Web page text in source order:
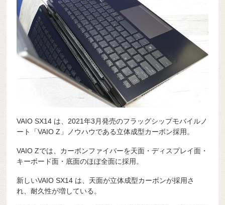
VAIO SX14 は、2021年3月発売のフラッグシップモバイルノ
ート「VAIO Z」ノウハウである立体成型カーボン採用。
VAIO Zでは、カーボンファイバーを天面・ディスプレイ面・
キーボード面・底面のほぼ全面に採用。
新しいVAIO SX14 は、天面が立体成型カーボンが採用さ
れ、耐久性が増している。